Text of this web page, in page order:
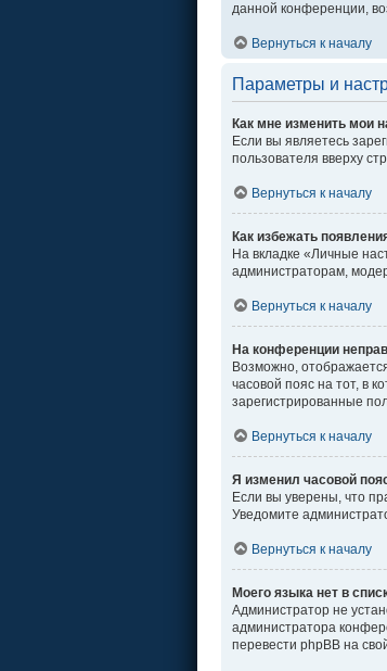
данной конференции,
Вернуться к началу
Параметры и
Как мне изменить мои
Если вы являетесь
пользователя вверху
Вернуться к началу
Как избежать
На вкладке «Личные
администраторам,
Вернуться к началу
На конференции
Возможно,
часовой пояс на тот, в
зарегистрированные
Вернуться к началу
Я изменил часовой
Если вы уверены, что
Уведомите
Вернуться к началу
Моего языка нет в
Администратор не
администратора
перевести phpBB на